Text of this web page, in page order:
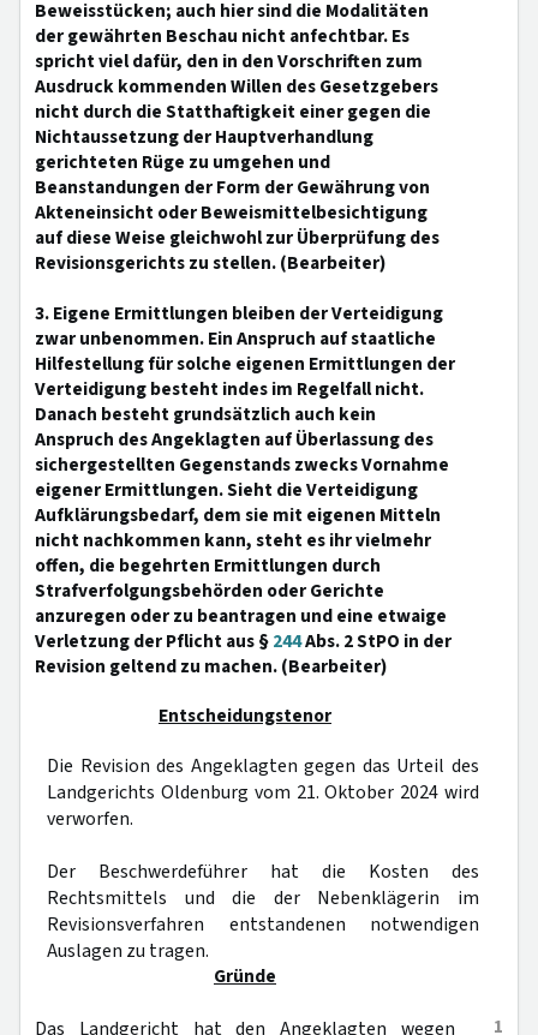
Beweisstücken; auch hier sind die Modalitäten
der gewährten Beschau nicht anfechtbar. Es
spricht viel dafür, den in den Vorschriften zum
Ausdruck kommenden Willen des Gesetzgebers
nicht durch die Statthaftigkeit einer gegen die
Nichtaussetzung der Hauptverhandlung
gerichteten Rüge zu umgehen und
Beanstandungen der Form der Gewährung von
Akteneinsicht oder Beweismittelbesichtigung
auf diese Weise gleichwohl zur Überprüfung des
Revisionsgerichts zu stellen. (Bearbeiter)
3. Eigene Ermittlungen bleiben der Verteidigung
zwar unbenommen. Ein Anspruch auf staatliche
Hilfestellung für solche eigenen Ermittlungen der
Verteidigung besteht indes im Regelfall nicht.
Danach besteht grundsätzlich auch kein
Anspruch des Angeklagten auf Überlassung des
sichergestellten Gegenstands zwecks Vornahme
eigener Ermittlungen. Sieht die Verteidigung
Aufklärungsbedarf, dem sie mit eigenen Mitteln
nicht nachkommen kann, steht es ihr vielmehr
offen, die begehrten Ermittlungen durch
Strafverfolgungsbehörden oder Gerichte
anzuregen oder zu beantragen und eine etwaige
Verletzung der Pflicht aus §244Abs. 2 StPO in der
Revision geltend zu machen. (Bearbeiter)
Entscheidungstenor
Die Revision des Angeklagten gegen das Urteil des
Landgerichts Oldenburg vom 21. Oktober 2024 wird
verworfen.
Der Beschwerdeführer hat die Kosten des
Rechtsmittels und die der Nebenklägerin im
Revisionsverfahren entstandenen notwendigen
Auslagen zu tragen.
Gründe
1
Das Landgericht hat den Angeklagten wegen